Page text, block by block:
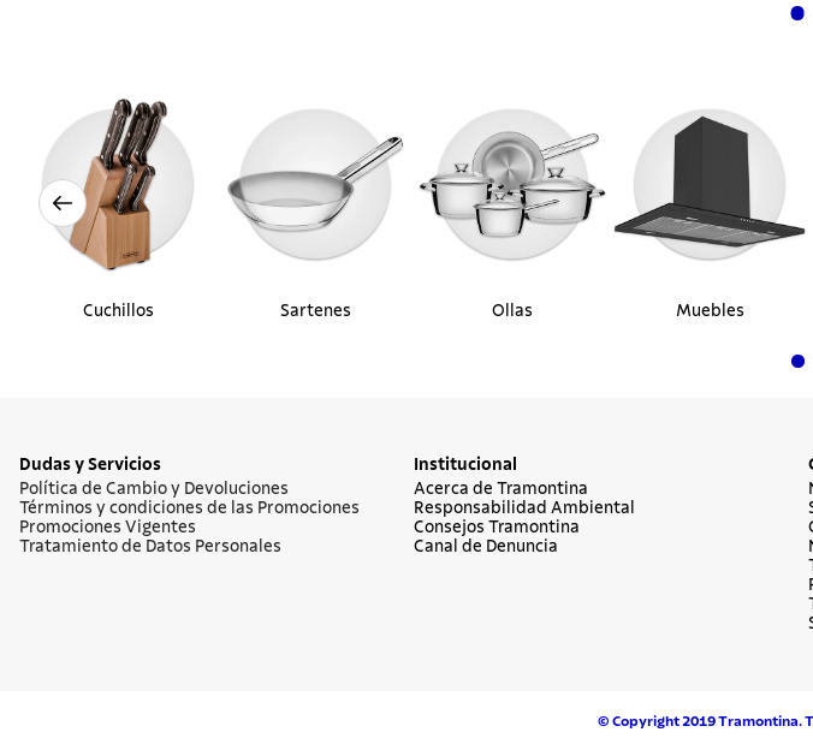
Cuchillos Sartenes Ollas Muebles
Dudas y Servicios
Política de Cambio y Devoluciones
Términos y condiciones de las Promociones
Promociones Vigentes
Tratamiento de Datos Personales
Institucional
Acerca de Tramontina
Responsabilidad Ambiental
Consejos Tramontina
Canal de Denuncia
© Copyright 2019 Tramontina.